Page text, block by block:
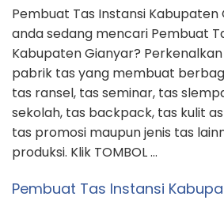
Pembuat Tas Instansi Kabupaten
anda sedang mencari Pembuat
Kabupaten Gianyar?
pabrik tas yang membuat
tas ransel, tas seminar, tas
sekolah, tas backpack, tas kulit
tas promosi maupun jenis tas
produksi. Klik TOMBOL …
Pembuat Tas Instansi